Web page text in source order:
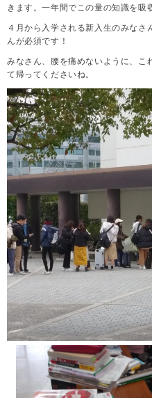
きます。一年間でこの量の知識を吸
４月から入学される新入生のみな
んが必須です！
みなさん、腰を痛めないように、こ
て帰ってくださいね。